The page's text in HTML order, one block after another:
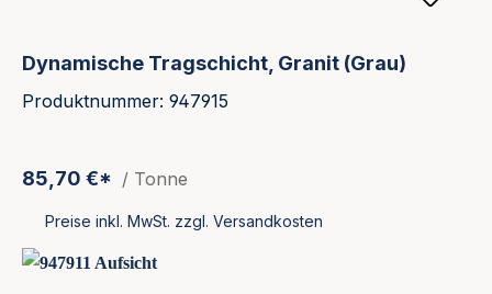
Dynamische Tragschicht, Granit (Grau)
Produktnummer: 947915
85,70 €* / Tonne
Preise inkl. MwSt. zzgl. Versandkosten